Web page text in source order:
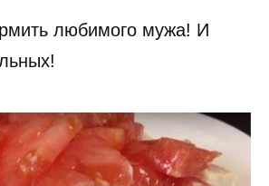
любимого мужа! И